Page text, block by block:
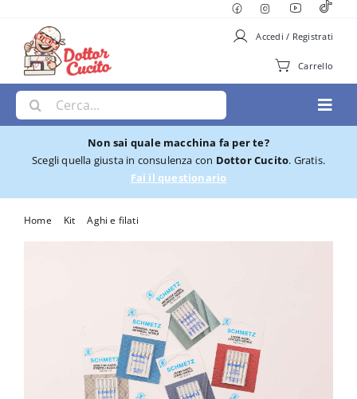
contenuto
Accedi / Registrati
Carrello
Cerca
per:
Macchine per Cucire
Ricamatrici
Non sai quale macchina fa per te?
Scegli quella giusta in consulenza con Dottor Cucito. Gratis.
Fai il questionario
Home Kit Aghi e filati